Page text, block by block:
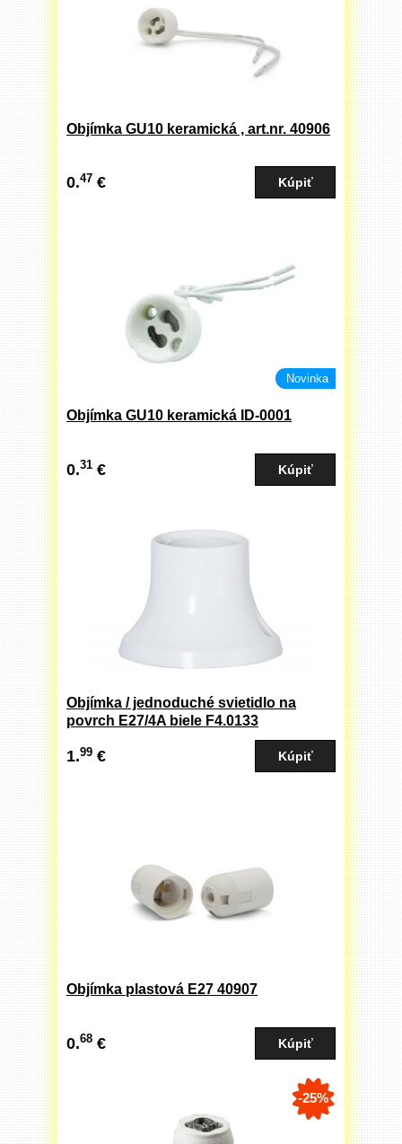
Objímka GU10 keramická , art.nr. 40906
0.47 €
Novinka
Objímka GU10 keramická ID-0001
0.31 €
Objímka / jednoduché svietidlo na
povrch E27/4A biele F4.0133
1.99 €
Objímka plastová E27 40907
0.68 €
-25%